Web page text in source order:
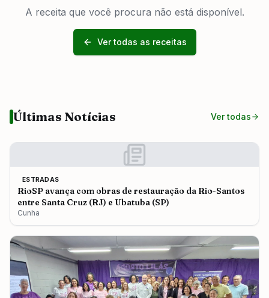
A receita que você procura não está disponível.
Ver todas as receitas
Últimas Notícias Ver todas
ESTRADAS
RioSP avança com obras de restauração da Rio-Santos
entre Santa Cruz (RJ) e Ubatuba (SP)
Cunha